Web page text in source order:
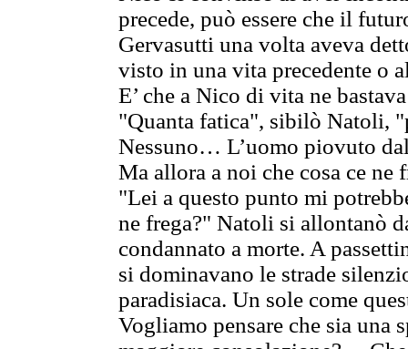
precede, può essere che il
Gervasutti una volta aveva
visto in una vita precedente o
E’ che a Nico di vita ne
"Quanta fatica", sibilò Natoli,
Nessuno… L’uomo piovuto
Ma allora a noi che cosa ce ne
"Lei a questo punto mi
ne frega?" Natoli si allontanò
condannato a morte. A
si dominavano le strade
paradisiaca. Un sole come
Vogliamo pensare che sia una